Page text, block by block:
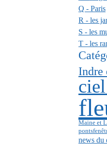
Q - Paris
R - les
S - les
T - les
Indre
Maine et
ponts
news du